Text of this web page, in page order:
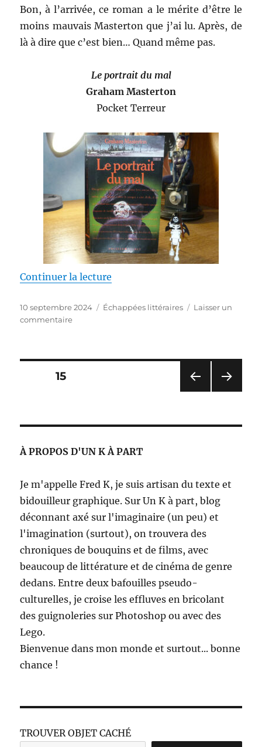
Bon, à l’arrivée, ce roman a le mérite d’être le
moins mauvais Masterton que j’ai lu. Après, de
là à dire que c’est bien… Quand même pas.
Le portrait du mal
Graham Masterton
Pocket Terreur
Continuer la lecture
Publié
le
10 septembre 2024 Catégories
Échappées littéraires
Laisser un
commentairesur
Pagination
publications
CÉD
PAGE15
ANT
À PROPOS D'UN K À PART
Je m'appelle Fred K, je suis artisan du texte et
bidouilleur graphique. Sur Un K à part, blog
déconnant axé sur l'imaginaire (un peu) et
l'imagination (surtout), on trouvera des
chroniques de bouquins et de films, avec
beaucoup de littérature et de cinéma de genre
dedans. Entre deux bafouilles pseudo-
culturelles, je croise les effluves en bricolant
des guignoleries sur Photoshop ou avec des
Lego.
Bienvenue dans mon monde et surtout... bonne
chance !
TROUVER OBJET CACHÉ